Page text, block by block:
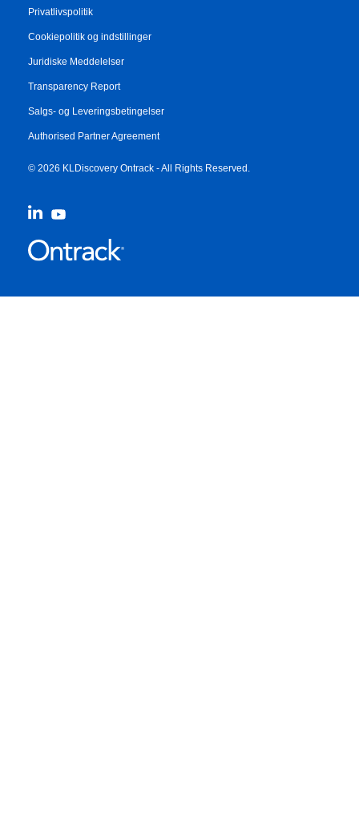
Privatlivspolitik
Cookiepolitik og indstillinger
Juridiske Meddelelser
Transparency Report
Salgs- og Leveringsbetingelser
Authorised Partner Agreement
© 2026 KLDiscovery Ontrack - All Rights Reserved.